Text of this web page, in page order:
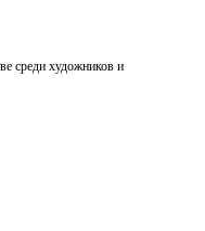
среди художников и